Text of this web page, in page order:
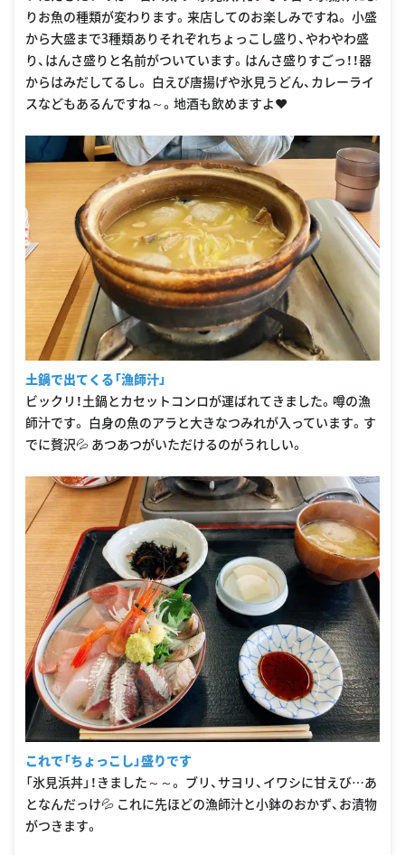
りお魚の種類が変わります。来店してのお楽しみですね。 小盛
から大盛まで3種類ありそれぞれちょっこし盛り、やわやわ盛
り、はんさ盛りと名前がついています。はんさ盛りすごっ！！器
からはみだしてるし。 白えび唐揚げや氷見うどん、カレーライ
スなどもあるんですね～。地酒も飲めますよ♥
土鍋で出てくる「漁師汁」
ビックリ！土鍋とカセットコンロが運ばれてきました。噂の漁
師汁です。 白身の魚のアラと大きなつみれが入っています。す
でに贅沢💦 あつあつがいただけるのがうれしい。
これで「ちょっこし」盛りです
「氷見浜丼」！きました～～。 ブリ、サヨリ、イワシに甘えび…あ
となんだっけ💦 これに先ほどの漁師汁と小鉢のおかず、お漬物
がつきます。